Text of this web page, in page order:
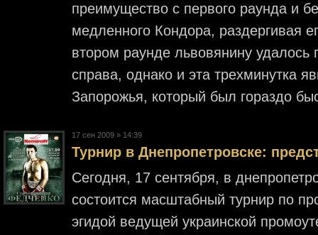
преимущество с первого раунда и
медленного Кондора, раздергивая
втором раунде львовянину удалось
справа, однако и эта трехминутка
Запорожья, который был гораздо
17 cен 2009 » 14:39
Турнир в Днепропетровске:
Сегодня, 17 сентября, в
состоится масштабный турнир по
эгидой ведущей украинской